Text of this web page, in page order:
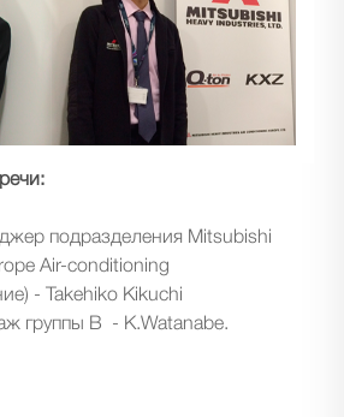
подразделения Mitsubishi
Air-conditioning
- Takehiko Kikuchi
группы B - K.Watanabe.